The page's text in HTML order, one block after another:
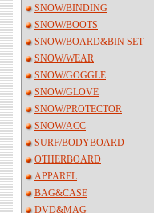
SNOW/BINDING
SNOW/BOOTS
SNOW/BOARD&BIN SET
SNOW/WEAR
SNOW/GOGGLE
SNOW/GLOVE
SNOW/PROTECTOR
SNOW/ACC
SURF/BODYBOARD
OTHERBOARD
APPAREL
BAG&CASE
DVD&MAG